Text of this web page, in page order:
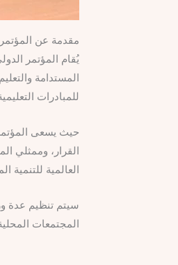
مقدمة عن المؤتمر
يُقام المؤتمر
المستدامة
للمبادرات
حيث يسعى المؤتمر
القرار، وممثلي
العالمية للتنمية
سيتم تنظيم عدة
المجتمعات